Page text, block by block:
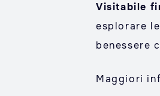
Visitabile
esplorare
benessere
Maggiori